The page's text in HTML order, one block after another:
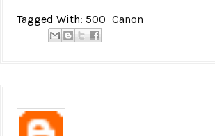
Tagged With: 500 Canon